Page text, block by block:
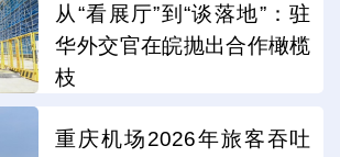
从“看展厅”到“谈落地”：驻
华外交官在皖抛出合作橄榄
枝
重庆机场2026年旅客吞吐